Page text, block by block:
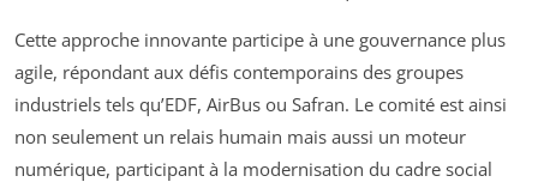
Cette approche innovante participe à une gouvernance plus
agile, répondant aux défis contemporains des groupes
industriels tels qu’EDF, AirBus ou Safran. Le comité est ainsi
non seulement un relais humain mais aussi un moteur
numérique, participant à la modernisation du cadre social